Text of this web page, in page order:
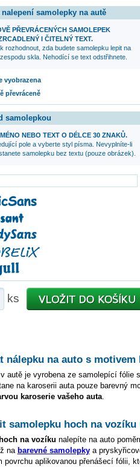
samolepky na autě
PŘEVRÁCENÝCH SAMOLEPEK
I ČITELNÝ TEXT.
rozhodnout, zda budete samolepku lepit na
skla. Nehodící se text odstřihnete.
vyobrazena
převráceně
samolepkou
NEBO TEXT O DÉLCE 30 ZNAKŮ.
pole a vyberte styl písma. Nevyplníte-li
samolepku bez textu (pouze obrázek).
ks
nálepku na auto s motivem
autě je vyrobena ze samolepící fólie
na karoserii auta pouze barevný
karoserie vašeho auta.
samolepku hoch na vozíku
hoch na vozíku nalepíte na auto
na barevné samolepkya
povrchu aplikovanou přenášecí fólii,